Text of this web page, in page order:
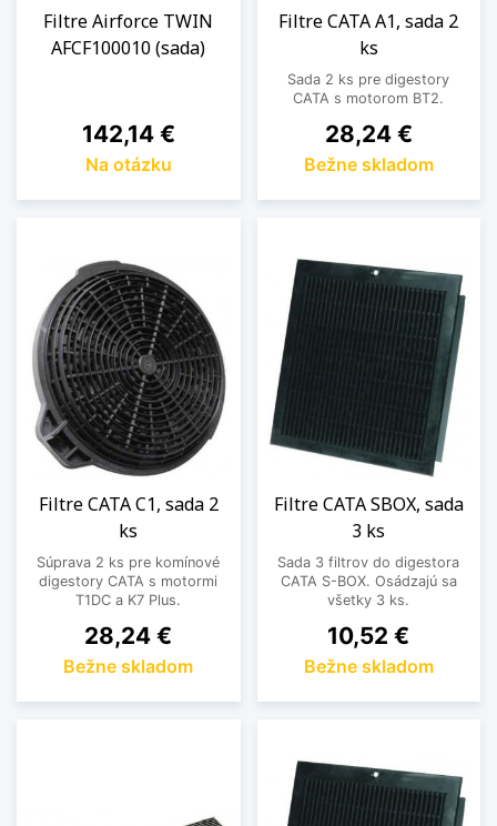
Filtre Airforce TWIN
AFCF100010 (sada)
Cena
142,14 €
Na otázku
Filtre CATA A1, sada 2
ks
Sada 2 ks pre digestory
CATA s motorom BT2.
Cena
28,24 €
Bežne skladom
Filtre CATA C1, sada 2
ks
Súprava 2 ks pre komínové
digestory CATA s motormi
T1DC a K7 Plus.
Cena
28,24 €
Bežne skladom
Filtre CATA SBOX, sada
3 ks
Sada 3 filtrov do digestora
CATA S-BOX. Osádzajú sa
všetky 3 ks.
Cena
10,52 €
Bežne skladom